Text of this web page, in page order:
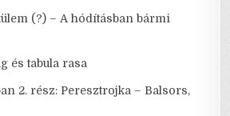
(?) – A hódításban bármi
és tabula rasa
2. rész: Peresztrojka – Balsors,